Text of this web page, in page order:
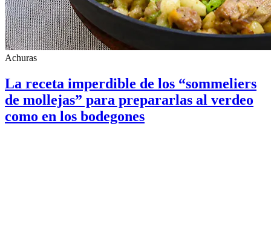
Achuras
La receta imperdible de los “sommeliers
de mollejas” para prepararlas al verdeo
como en los bodegones